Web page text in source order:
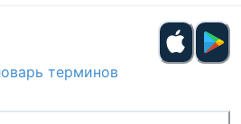
терминов